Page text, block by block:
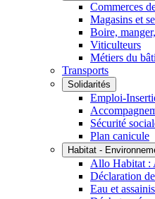
Commerces
Magasins et
Boire,
Viticulteurs
Métiers du
Transports
Solidarités
Emploi-
Sécurité
Plan canicule
Habitat -
Allo Habitat :
Déclaration
Eau et